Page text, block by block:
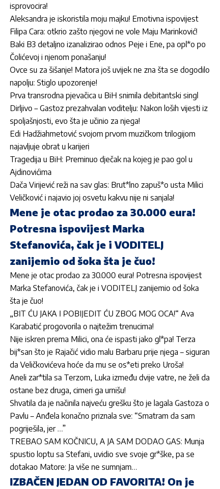
isprovocira!
Aleksandra je iskoristila moju majku! Emotivna ispovijest
Filipa Cara: otkrio zašto njegovi ne vole Maju Marinković!
Baki B3 detaljno izanalizirao odnos Peje i Ene, pa opl*o po
Čolićevoj i njenom ponašanju!
Ovce su za šišanje! Matora još uvijek ne zna šta se dogodilo
napolju: Stiglo upozorenje!
Prva transrodna pjevačica u BiH snimila debitantski singl
Dirljivo – Gastoz prezahvalan voditelju: Nakon loših vijesti iz
spoljašnjosti, evo šta je učinio za njega!
Edi Hadžiahmetović svojom prvom muzičkom trilogijom
najavljuje obrat u karijeri
Tragedija u BiH: Preminuo dječak na kojeg je pao gol u
Ajdinovićima
Dača Virijević reži na sav glas: Brut*lno zapuš*o usta Milici
Veličković i najavio joj osvetu kakvu nije ni sanjala!
Mene je otac prodao za 30.000 eura!
Potresna ispovijest Marka
Stefanovića, čak je i VODITELJ
zanijemio od šoka šta je čuo!
Mene je otac prodao za 30.000 eura! Potresna ispovijest
Marka Stefanovića, čak je i VODITELJ zanijemio od šoka
šta je čuo!
„BIT ĆU JAKA I POBIJEDIT ĆU ZBOG MOG OCA!“ Ava
Karabatić progovorila o najtežim trenucima!
Nije iskren prema Milici, ona će ispasti jako gl*pa! Terza
bij*san što je Rajačić vidio malu Barbaru prije njega – siguran
da Veličkovićeva hoće da mu se os*eti preko Uroša!
Aneli zar*tila sa Terzom, Luka između dvije vatre, ne želi da
ostane bez druga, cimeri ga urnišu!
Shvatila da je načinila najveću grešku što je lagala Gastoza o
Pavlu – Anđela konačno priznala sve: “Smatram da sam
pogriješila, jer …”
TREBAO SAM KOČNICU, A JA SAM DODAO GAS: Munja
spustio loptu sa Stefani, uvidio sve svoje gr*ške, pa se
dotakao Matore: Ja više ne sumnjam…
IZBAČEN JEDAN OD FAVORITA! On je